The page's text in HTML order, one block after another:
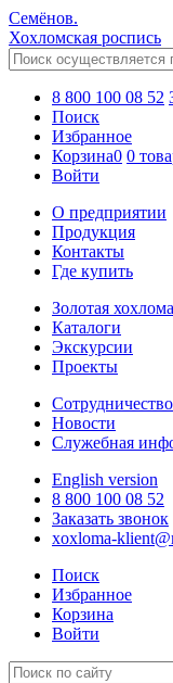
Семёнов.
Хохломская роспись
8 800 100 08 52
Поиск
Избранное
Корзина0 0
Войти
О предприятии
Продукция
Контакты
Где купить
Золотая хохлома
Каталоги
Экскурсии
Проекты
Сотрудничество
Новости
Служебная
English version
8 800 100 08 52
Заказать звонок
xoxloma-
Поиск
Избранное
Корзина
Войти